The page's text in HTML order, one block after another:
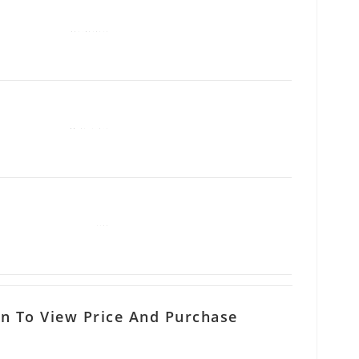
To View Price And Purchase